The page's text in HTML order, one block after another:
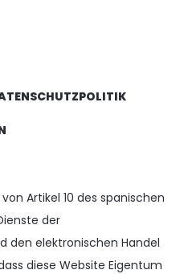
Artikel 10 des spanischen
der
den elektronischen Handel
diese Website Eigentum